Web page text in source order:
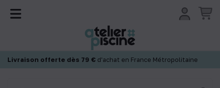
Livraison offerte dès 79 € d'achat en France Métropolitaine